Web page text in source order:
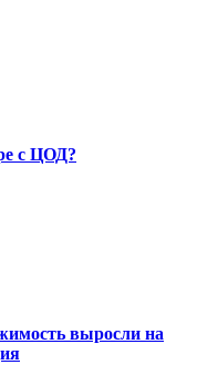
с ЦОД?
выросли на